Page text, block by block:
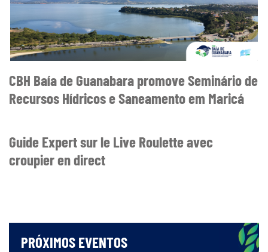
CBH Baía de Guanabara promove Seminário de
Recursos Hídricos e Saneamento em Maricá
Guide Expert sur le Live Roulette avec
croupier en direct
PRÓXIMOS EVENTOS